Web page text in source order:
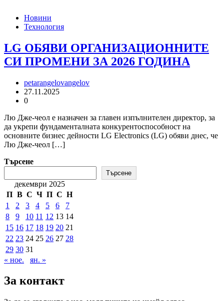
Новини
Технология
LG ОБЯВИ ОРГАНИЗАЦИОННИТЕ
СИ ПРОМЕНИ ЗА 2026 ГОДИНА
petarangelovangelov
27.11.2025
0
Лю Дже-чеол е назначен за главен изпълнителен директор, за
да укрепи фундаменталната конкурентоспособност на
основните бизнес дейности LG Electronics (LG) обяви днес, че
Лю Дже-чеол […]
Търсене
Търсене
декември 2025
П В С Ч П С Н
1
2 3 4 5 6
7
8
9 10 11 12 13 14
15 16 17 18 19 20 21
22 23 24 25 26 27 28
29 30 31
« ное.
ян. »
За контакт